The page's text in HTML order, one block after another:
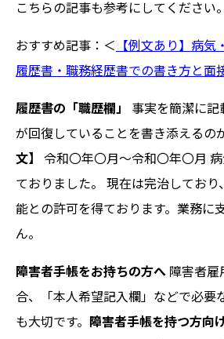
こちらの記事も参考にしてください。
おすすめ記事：＜
【例文あり】病気
履歴書・職務経歴書での書き方と面
履歴書の「職歴欄」
事実を簡潔に記
が回復していることを書き添えるの
文】
令和〇年〇月～令和〇年〇月
ておりました。 現在は完治してお
能との許可を得ております。業務に
ん。
障害者手帳をお持ちの方へ 障害者雇
合、「本人希望記入欄」などで必要
も大切です。
障害者手帳を持つ方向